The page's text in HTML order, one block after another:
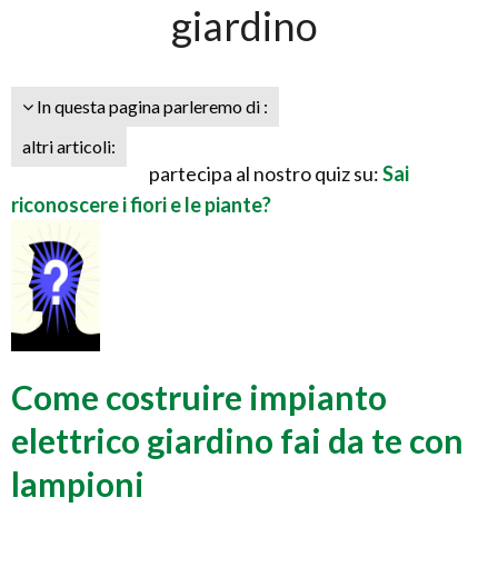
giardino
In questa pagina parleremo di :
altri articoli:
partecipa al nostro quiz su:Sai
riconoscere i fiori e le piante?
Come costruire impianto
elettrico giardino fai da te con
lampioni